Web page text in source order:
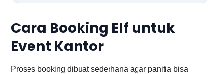
Cara Booking Elf untuk
Event Kantor
Proses booking dibuat sederhana agar panitia bisa